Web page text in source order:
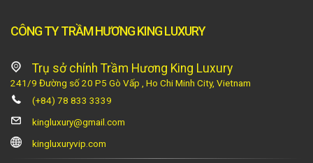
CÔNG TY TRẦM HƯƠNG KING LUXURY
Trụ sở chính Trầm Hương King Luxury
241/9 Đường số 20 P5 Gò Vấp , Ho Chi Minh City, Vietnam
(+84) 78 833 3339
kingluxury@gmail.com
kingluxuryvip.com